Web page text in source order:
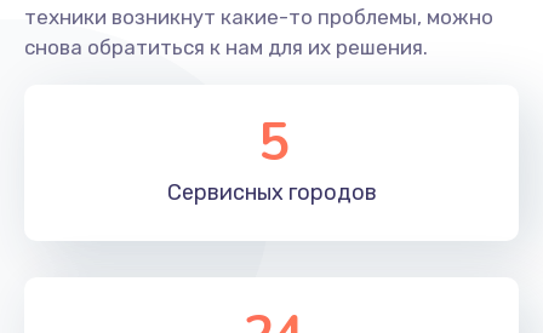
2000 руб.
Замена помпы
3000 руб.
Заказать
техники возникнут какие-то проблемы, можно
снова обратиться к нам для их решения.
5
Сервисных городов